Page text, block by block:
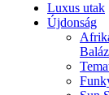
Luxus utak
Újdonság